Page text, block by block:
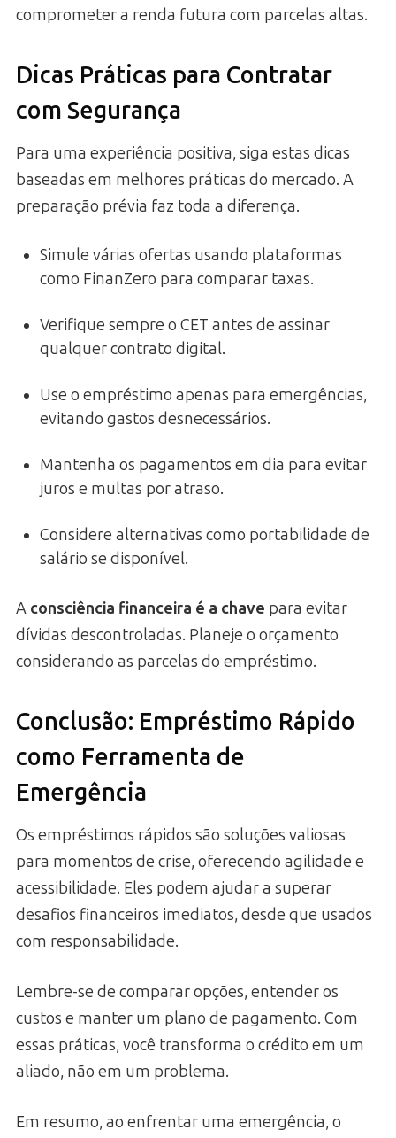
comprometer a renda futura com parcelas altas.
Dicas Práticas para Contratar
com Segurança
Para uma experiência positiva, siga estas dicas
baseadas em melhores práticas do mercado. A
preparação prévia faz toda a diferença.
Simule várias ofertas usando plataformas
como FinanZero para comparar taxas.
Verifique sempre o CET antes de assinar
qualquer contrato digital.
Use o empréstimo apenas para emergências,
evitando gastos desnecessários.
Mantenha os pagamentos em dia para evitar
juros e multas por atraso.
Considere alternativas como portabilidade de
salário se disponível.
A consciência financeira é a chave para evitar
dívidas descontroladas. Planeje o orçamento
considerando as parcelas do empréstimo.
Conclusão: Empréstimo Rápido
como Ferramenta de
Emergência
Os empréstimos rápidos são soluções valiosas
para momentos de crise, oferecendo agilidade e
acessibilidade. Eles podem ajudar a superar
desafios financeiros imediatos, desde que usados
com responsabilidade.
Lembre-se de comparar opções, entender os
custos e manter um plano de pagamento. Com
essas práticas, você transforma o crédito em um
aliado, não em um problema.
Em resumo, ao enfrentar uma emergência, o